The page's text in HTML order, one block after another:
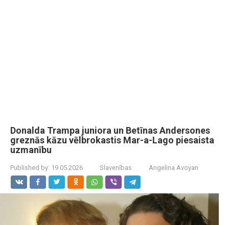
Donalda Trampa juniora un Betīnas Andersones
greznās kāzu vēlbrokastis Mar-a-Lago piesaista
uzmanību
Published by: 19.05.2026 Slavenības Angelina Avoyan